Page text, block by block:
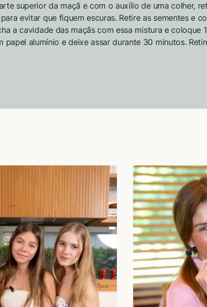
superior da maçã e com o auxílio de uma colher,
evitar que fiquem escuras. Retire as sementes e
a cavidade das maçãs com essa mistura e coloque
alumínio e deixe assar durante 30 minutos.